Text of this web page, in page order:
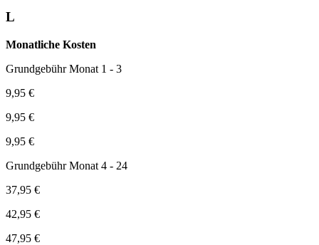
L
Monatliche Kosten
Grundgebühr Monat 1 - 3
9,95 €
9,95 €
9,95 €
Grundgebühr Monat 4 - 24
37,95 €
42,95 €
47,95 €